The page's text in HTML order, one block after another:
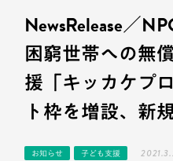
NewsRelease／
困窮世帯への無
援「キッカケプ
ト枠を増設、新
お知らせ 子ども支援